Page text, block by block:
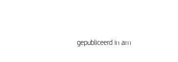
gepubliceerd in am